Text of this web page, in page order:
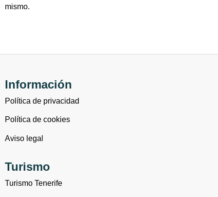
mismo.
Información
Política de privacidad
Política de cookies
Aviso legal
Turismo
Turismo Tenerife